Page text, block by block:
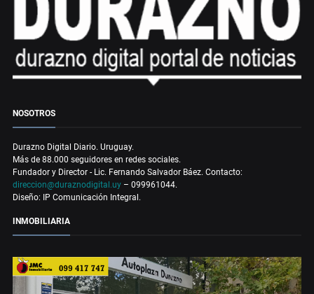
NOSOTROS
Durazno Digital Diario. Uruguay.
Más de 88.000 seguidores en redes sociales.
Fundador y Director - Lic. Fernando Salvador Báez. Contacto:
direccion@duraznodigital.uy – 099961044.
Diseño: IP Comunicación Integral.
INMOBILIARIA